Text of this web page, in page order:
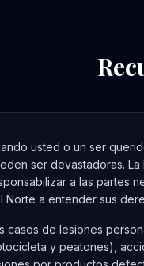
usted o un ser
ser devastadoras.
a las partes
Norte a entender sus
casos de lesiones
y peatones),